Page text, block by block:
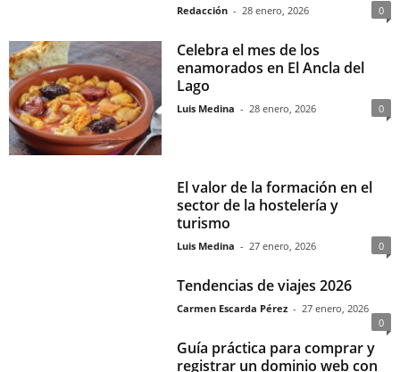
Redacción - 28 enero, 2026 0
Celebra el mes de los
enamorados en El Ancla del
Lago
Luis Medina - 28 enero, 2026 0
El valor de la formación en el
sector de la hostelería y
turismo
Luis Medina - 27 enero, 2026 0
Tendencias de viajes 2026
Carmen Escarda Pérez - 27 enero, 2026
0
Guía práctica para comprar y
registrar un dominio web con